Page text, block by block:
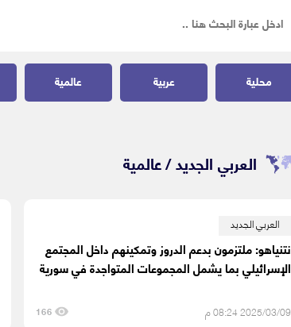
محلية عربية عالمية
العربي الجديد /عالمية
العربي الجديد
نتنياهو: ملتزمون بدعم الدروز وتمكينهم داخل المجتمع
الإسرائيلي بما يشمل المجموعات المتواجدة في سورية
2025/03/09 08:24 م 166